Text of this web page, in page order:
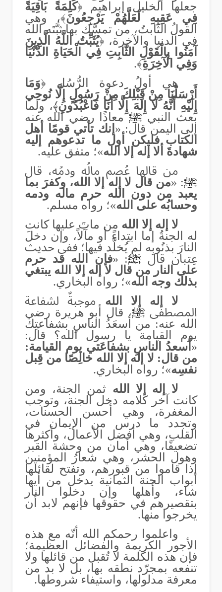
جعلها الخليل إبراهيم ﴿كَلِمَةً بَاقِيَةً
فِي عَقِبِهِ لَعَلَّهُمْ يَرْجِعُونَ﴾، وهي
القولُ الثابتُ، من تمسَّك بها ثبَّتَه الله
في الدنيا والآخرة، ﴿يُثَبِّتُ اللَّهُ الَّذِينَ
آمَنُوا بِالْقَوْلِ الثَّابِتِ فِي الْحَيَاةِ الدُّنْيَا
وَفِي الْآخِرَةِ﴾.
هي أولُ دعوة الرُّسُل
﴿وَمَا
أَرْسَلْنَا مِنْ قَبْلِكَ مِنْ رَسُولٍ إِلَّا نُوحِي
إِلَيْهِ أَنَّهُ لَا إِلَهَ إِلَّا أَنَا فَاعْبُدُونِ﴾، ولما
بعث النبيﷺمعاذًا رضي الله عنه
إلى اليمن قال‏: «‏ إنك تأتي قومًا أهل
الكتاب فليكن أول ما تدعوهم إليه
شهادةَ ألا إله إلا الله»؛ متفق عليه.
من قالها عُصم مالُه ودمُه، قال
ﷺ: «‏من قال لا إله إلا الله، وكفرَ بما
يعبد من دون الله حرم ماله ودمه
وحسابُه على الله»؛ رواه مسلم.
لا إله إلا الله من ماتَ عليها كانت
له الجنةُ إما ابتِداءً أو مآلاً، وإن دخلَ
النارَ بذنُوبِه لم يُخلَّد فيها؛ ففي حديث
عِتبان قال ﷺ: «فإن الله قد حرم
على النار من قال لا إله إلا الله يبتغي
بذلك وجه الله»؛ رواه البخاري.
لا إله إلا الله موجبةٌ لشفاعة
المصطفى ﷺ، قال أبو هريرة رضي
الله عنه: من أسعَدُ الناسِ بشفاعتِك
يوم القيامة يا رسول الله؟ قال:
« أسعدُ الناسِ بشفاعَتي يوم القيامة:
من قال: لا إله إلا الله خالِصًا من قِبل
نفسِه»؛ رواه البخاري.
لا إله إلا الله ثمن الجنة، ومن
كانت آخر كلامه دخل الجنة، وتوجب
المغفرة، وهي أحسن الحسنات،
وتجدد ما درس من الإيمان في
القلب، وهي أفضل الأعمال، وأكثرها
تضعيفًا، وهي أمان من وحشة القبر
وهول الحشر، وهي شعارُ المؤمنين
إذا قاموا من قبورهم‏، وتفتح لقائلها
أبواب الجنة الثمانية يدخل من أيها
شاء، وأهلها وإن دخلوا النار
بتقصيرهم في حقوقها فإنهم لابد أن
يخرجوا منها.
واعلموا رحمكم الله أنّه مع هذه
الأجور الكريمة والفضائل العظيمة؛
فإن هذه الكلمة لا تُقبل من قائلها ولا
تنفعه بمجرّد نطقه بها، بل لا بد من
معرفة مدلولها، واستيفاء شروطها.